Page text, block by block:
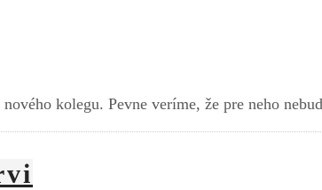
kolegu. Pevne veríme, že pre neho